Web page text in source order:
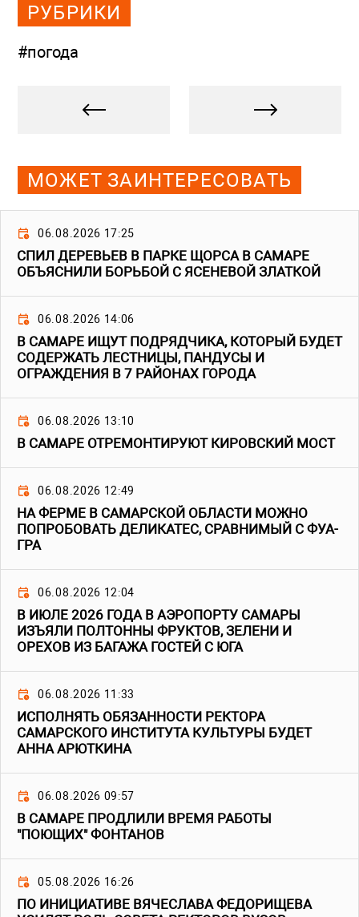
РУБРИКИ
#погода
МОЖЕТ ЗАИНТЕРЕСОВАТЬ
06.08.2026 17:25
СПИЛ ДЕРЕВЬЕВ В ПАРКЕ ЩОРСА В САМАРЕ
ОБЪЯСНИЛИ БОРЬБОЙ С ЯСЕНЕВОЙ ЗЛАТКОЙ
06.08.2026 14:06
В САМАРЕ ИЩУТ ПОДРЯДЧИКА, КОТОРЫЙ БУДЕТ
СОДЕРЖАТЬ ЛЕСТНИЦЫ, ПАНДУСЫ И
ОГРАЖДЕНИЯ В 7 РАЙОНАХ ГОРОДА
06.08.2026 13:10
В САМАРЕ ОТРЕМОНТИРУЮТ КИРОВСКИЙ МОСТ
06.08.2026 12:49
НА ФЕРМЕ В САМАРСКОЙ ОБЛАСТИ МОЖНО
ПОПРОБОВАТЬ ДЕЛИКАТЕС, СРАВНИМЫЙ С ФУА-
ГРА
06.08.2026 12:04
В ИЮЛЕ 2026 ГОДА В АЭРОПОРТУ САМАРЫ
ИЗЪЯЛИ ПОЛТОННЫ ФРУКТОВ, ЗЕЛЕНИ И
ОРЕХОВ ИЗ БАГАЖА ГОСТЕЙ С ЮГА
06.08.2026 11:33
ИСПОЛНЯТЬ ОБЯЗАННОСТИ РЕКТОРА
САМАРСКОГО ИНСТИТУТА КУЛЬТУРЫ БУДЕТ
АННА АРЮТКИНА
06.08.2026 09:57
В САМАРЕ ПРОДЛИЛИ ВРЕМЯ РАБОТЫ
"ПОЮЩИХ" ФОНТАНОВ
05.08.2026 16:26
ПО ИНИЦИАТИВЕ ВЯЧЕСЛАВА ФЕДОРИЩЕВА